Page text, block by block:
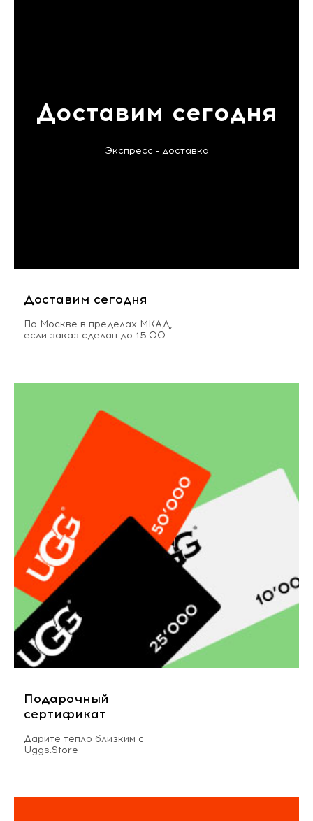
Доставим сегодня
Экспресс - доставка
Доставим сегодня
По Москве в пределах МКАД,
если заказ сделан до 15.00
Подарочный
сертификат
Дарите тепло близким с
Uggs.Store